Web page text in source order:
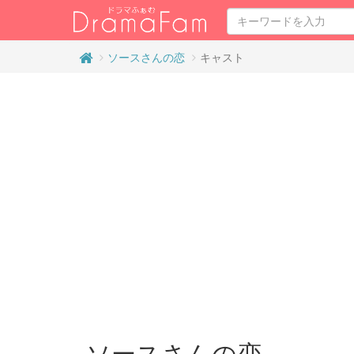
ソースさんの恋 キャスト